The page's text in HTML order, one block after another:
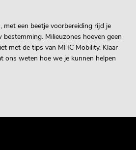
met een beetje voorbereiding rijd je
Milieuzones hoeven geen
met de tips van MHC Mobility. Klaar
ons weten hoe we je kunnen helpen